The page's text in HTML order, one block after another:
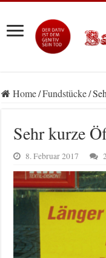
Home/Fundstücke/
Sehr kurze
8. Februar 2017